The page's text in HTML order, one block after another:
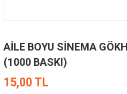
AİLE BOYU SİNEMA
(1000 BASKI)
15,00 TL